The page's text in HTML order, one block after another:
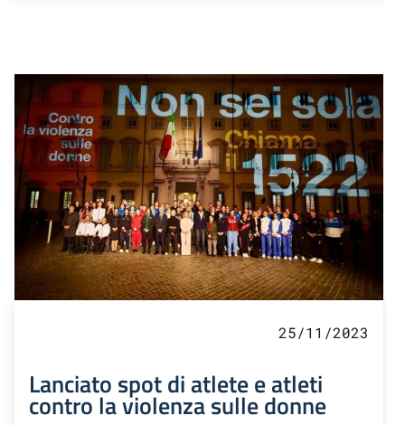
25/11/2023
Lanciato spot di atlete e atleti
contro la violenza sulle donne